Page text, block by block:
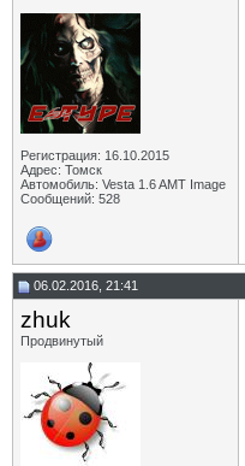
Регистрация: 16.10.2015
Адрес: Томск
Автомобиль: Vesta 1.6 AMT Image
Сообщений: 528
06.02.2016, 21:41
zhuk
Продвинутый